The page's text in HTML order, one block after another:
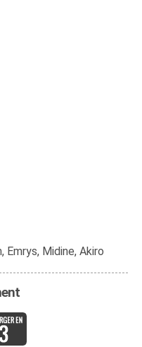
Emrys, Midine, Akiro